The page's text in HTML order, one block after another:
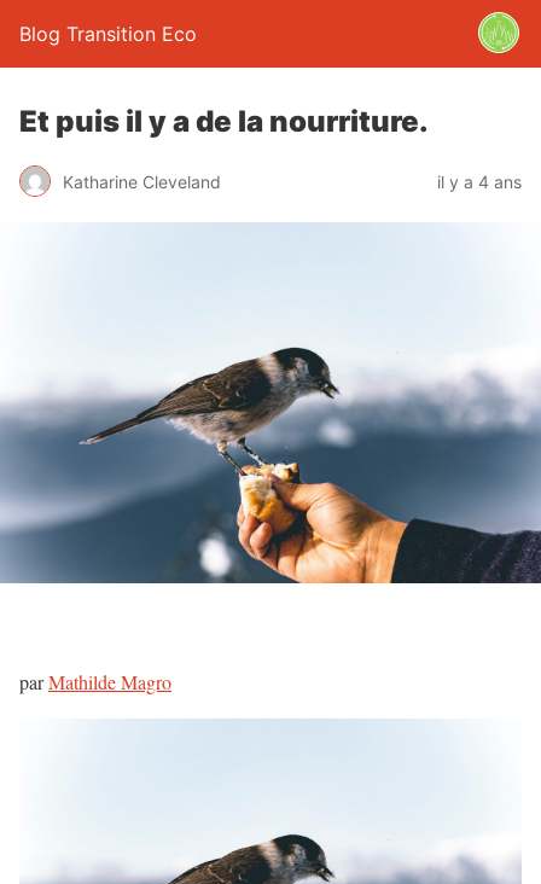
Blog Transition Eco
Et puis il y a de la nourriture.
Katharine Cleveland il y a 4 ans
parMathilde Magro